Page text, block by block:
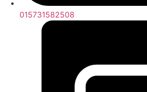
015731582508